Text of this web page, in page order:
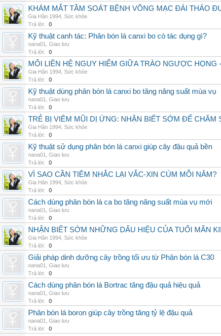
KHÁM MẮT TẦM SOÁT BỆNH VÕNG MẠC ĐÁI THÁO
Gia Hân 1994 Sức khỏe
Trả lời:
0
Kỹ thuật canh tác: Phân bón lá canxi bo có tác dụng gì?
nana01
Giao lưu
Trả lời:
0
MỐI LIÊN HỆ NGUY HIỂM GIỮA TRÀO NGƯỢC
Gia Hân 1994 Sức khỏe
Trả lời:
0
Kỹ thuật dùng phân bón lá canxi bo tăng năng suất mùa vụ
nana01
Giao lưu
Trả lời:
0
TRẺ BỊ VIÊM MŨI DỊ ỨNG: NHẬN BIẾT SỚM ĐỂ CHĂM
Gia Hân 1994 Sức khỏe
Trả lời:
0
Kỹ thuật sử dụng phân bón lá canxi giúp cây đậu quả bền
nana01
Giao lưu
Trả lời:
0
VÌ SAO CẦN TIÊM NHẮC LẠI VẮC-XIN CÚM MỖI NĂM?
Gia Hân 1994 Sức khỏe
Trả lời:
0
Cách dùng phân bón lá ca bo tăng năng suất mùa vụ mới
nana01
Giao lưu
Trả lời:
0
NHẬN BIẾT SỚM NHỮNG DẤU HIỆU CỦA TUỔI MÃN
Gia Hân 1994 Sức khỏe
Trả lời:
0
Giải pháp dinh dưỡng cây trồng tối ưu từ Phân bón lá C30
nana01
Giao lưu
Trả lời:
0
Cách dùng phân bón lá Bortrac tăng đậu quả hiệu quả
nana01
Giao lưu
Trả lời:
0
Phân bón lá boron giúp cây trồng tăng tỷ lệ đậu quả
nana01
Giao lưu
Trả lời:
0